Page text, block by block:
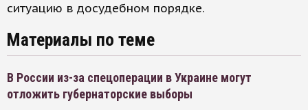
ситуацию в досудебном порядке.
Материалы по теме
В России из-за спецоперации в Украине могут
отложить губернаторские выборы